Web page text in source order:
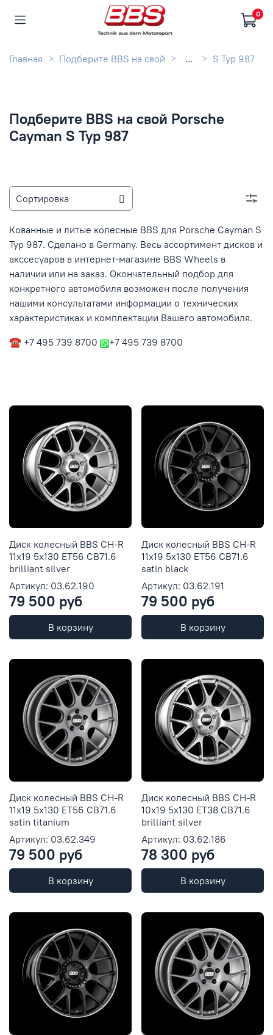
0
Главная Подберите BBS на свой ... S Typ 987
Подберите BBS на свой Porsche
Cayman S Typ 987
Кованные и литые колесные BBS для Porsche Cayman S
Typ 987. Сделано в Germany. Весь ассортимент дисков и
акссесуаров в интернет-магазине BBS Wheels в
наличии или на заказ. Окончательный подбор для
конкретного автомобиля возможен после получения
нашими консультатами информации о технических
характеристиках и комплектации Вашего автомобиля.
☎ +7 495 739 8700
+7 495 739 8700
Диск колесный BBS CH-R
11x19 5x130 ET56 CB71.6
brilliant silver
Артикул: 03.62.190
79 500 руб
В корзину
Диск колесный BBS CH-R
11x19 5x130 ET56 CB71.6
satin black
Артикул: 03.62.191
79 500 руб
В корзину
Диск колесный BBS CH-R
11x19 5x130 ET56 CB71.6
satin titanium
Артикул: 03.62.349
79 500 руб
В корзину
Диск колесный BBS CH-R
10x19 5x130 ET38 CB71.6
brilliant silver
Артикул: 03.62.186
78 300 руб
В корзину